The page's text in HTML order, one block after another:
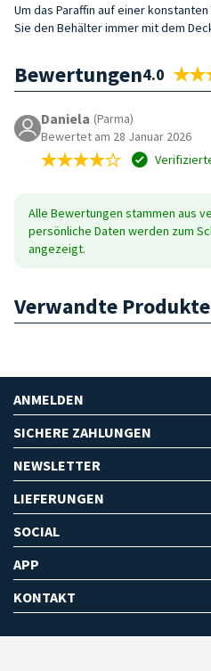
Um das Paraffin auf einer
Sie den Behälter immer mit dem
Bewertungen4.0
Daniela (Parma)
Bewertet am 28 Januar 2026
Alle Bewertungen stammen aus
persönliche Daten werden zum
angezeigt.
Verwandte Produkte
ANMELDEN
SICHERE ZAHLUNGEN
NEWSLETTER
LIEFERUNGEN
SOCIAL
APP
KONTAKT